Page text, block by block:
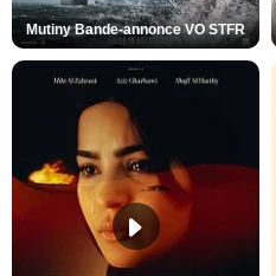
Mutiny Bande-annonce VO STFR